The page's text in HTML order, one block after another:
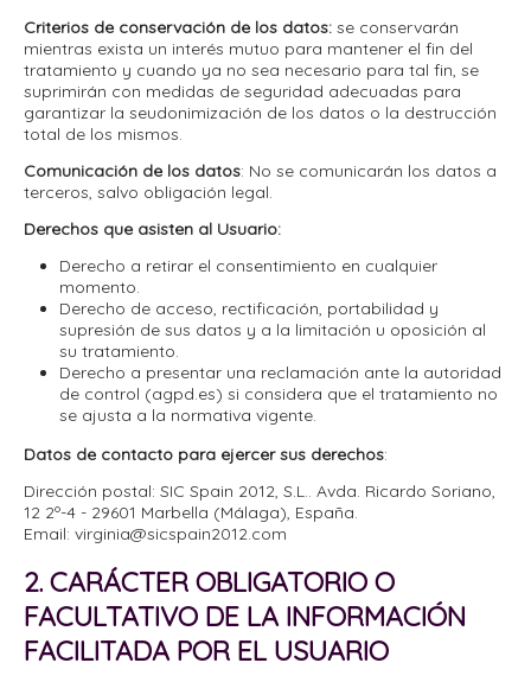
Criterios de conservación de los datos: se conservarán
mientras exista un interés mutuo para mantener el fin del
tratamiento y cuando ya no sea necesario para tal fin, se
suprimirán con medidas de seguridad adecuadas para
garantizar la seudonimización de los datos o la destrucción
total de los mismos.
Comunicación de los datos: No se comunicarán los datos a
terceros, salvo obligación legal.
Derechos que asisten al Usuario:
Derecho a retirar el consentimiento en cualquier
momento.
Derecho de acceso, rectificación, portabilidad y
supresión de sus datos y a la limitación u oposición al
su tratamiento.
Derecho a presentar una reclamación ante la autoridad
de control (agpd.es) si considera que el tratamiento no
se ajusta a la normativa vigente.
Datos de contacto para ejercer sus derechos:
Dirección postal: SIC Spain 2012, S.L.. Avda. Ricardo Soriano,
12 2º-4 - 29601 Marbella (Málaga), España.
Email: virginia@sicspain2012.com
2. CARÁCTER OBLIGATORIO O
FACULTATIVO DE LA INFORMACIÓN
FACILITADA POR EL USUARIO